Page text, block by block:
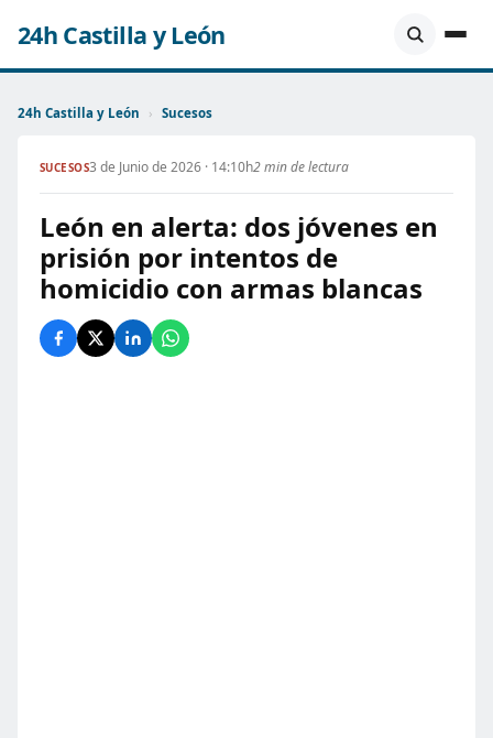
24h Castilla y León
24h Castilla y León › Sucesos
SUCESOS3 de Junio de 2026 · 14:10h2 min de lectura
León en alerta: dos jóvenes en
prisión por intentos de
homicidio con armas blancas